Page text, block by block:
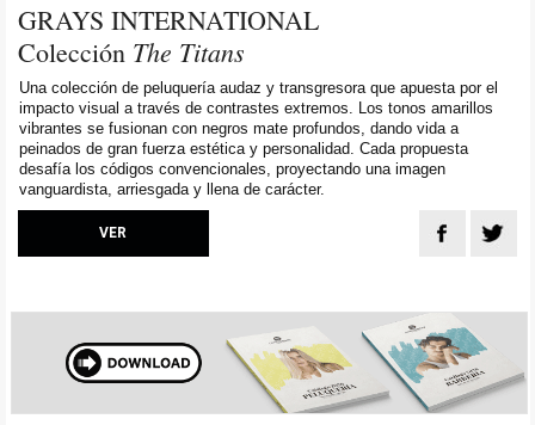
GRAYS INTERNATIONAL
Colección The Titans
Una colección de peluquería audaz y transgresora que apuesta por el
impacto visual a través de contrastes extremos. Los tonos amarillos
vibrantes se fusionan con negros mate profundos, dando vida a
peinados de gran fuerza estética y personalidad. Cada propuesta
desafía los códigos convencionales, proyectando una imagen
vanguardista, arriesgada y llena de carácter.
VER